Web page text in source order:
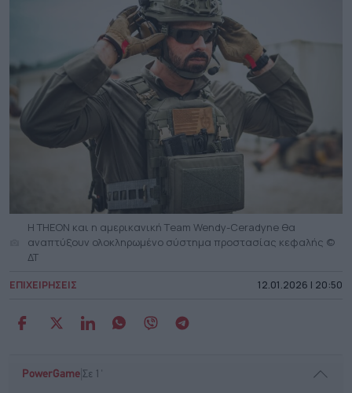
Η ΤΗΕΟΝ και η αμερικανική Τeam Wendy-Ceradyne θα
αναπτύξουν ολοκληρωμένο σύστημα προστασίας κεφαλής ©
ΔΤ
ΕΠΙΧΕΙΡΗΣΕΙΣ 12.01.2026 | 20:50
PowerGame Σε 1'